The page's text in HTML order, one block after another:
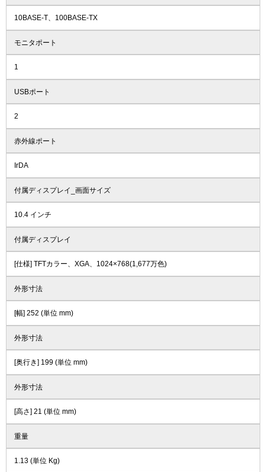
10BASE-T、100BASE-TX
モニタポート
1
USBポート
2
赤外線ポート
IrDA
付属ディスプレイ_画面サイズ
10.4 インチ
付属ディスプレイ
[仕様] TFTカラー、XGA、1024×768(1,677万色)
外形寸法
[幅] 252 (単位 mm)
外形寸法
[奥行き] 199 (単位 mm)
外形寸法
[高さ] 21 (単位 mm)
重量
1.13 (単位 Kg)